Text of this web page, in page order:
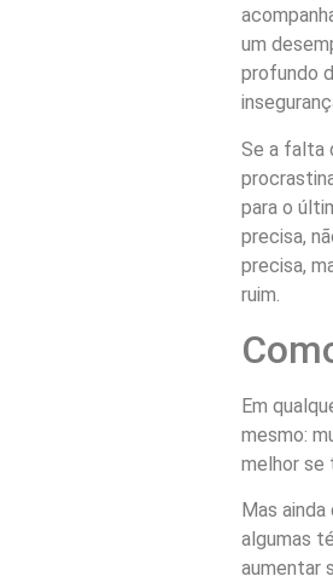
um
profundo
Se a falta
para o
precisa,
precisa,
ruim.
Em
mesmo:
melhor se
Mas
algumas
aumentar